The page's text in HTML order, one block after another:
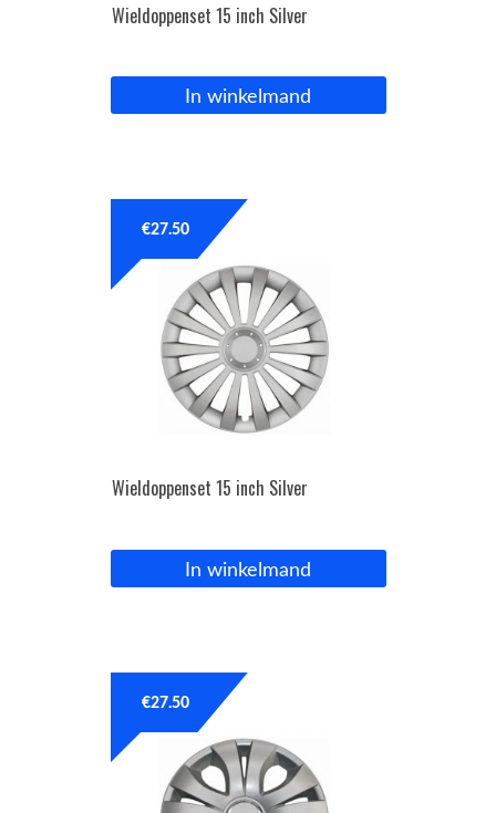
Wieldoppenset 15 inch Silver
In winkelmand
Wieldoppenset 15 inch Silver
€27.50
In winkelmand
€27.50